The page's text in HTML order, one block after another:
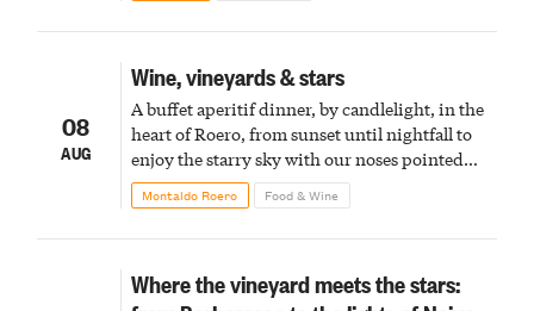
08
AUG
Wine, vineyards & stars
A buffet aperitif dinner, by candlelight, in the
heart of Roero, from sunset until nightfall to
enjoy the starry sky with our noses pointed
upward
Montaldo Roero Food & Wine
Where the vineyard meets the stars: